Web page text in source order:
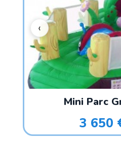
Mini Parc
3 650